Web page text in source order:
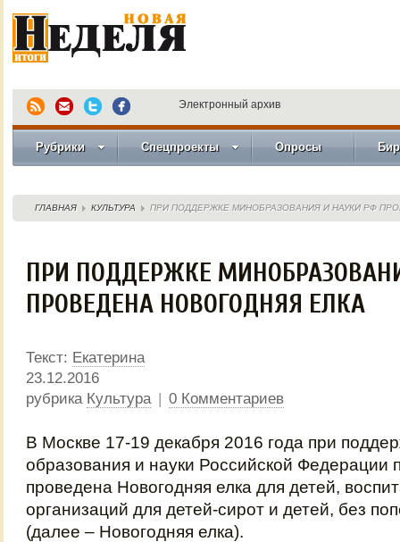
Электронный архив
Рубрики Спецпроекты Опросы
ГЛАВНАЯ КУЛЬТУРА ПРИ ПОДДЕРЖКЕ МИНОБРАЗОВАНИЯ И НАУКИ РФ
ПРИ ПОДДЕРЖКЕ
ПРОВЕДЕНА НОВОГОДНЯЯ ЕЛКА
Текст: Екатерина
23.12.2016
рубрика Культура | 0 Комментариев
В Москве 17-19 декабря 2016 года при
образования и науки Российской Федерации
проведена Новогодняя елка для детей,
организаций для детей-сирот и детей, без
(далее – Новогодняя елка).